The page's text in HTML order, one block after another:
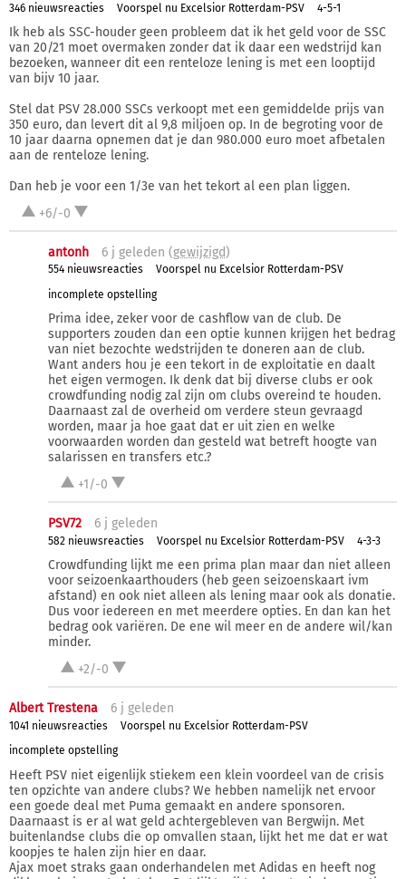
346 nieuwsreacties Voorspel nu Excelsior Rotterdam-PSV 4-5-1
Ik heb als SSC-houder geen probleem dat ik het geld voor de SSC
van 20/21 moet overmaken zonder dat ik daar een wedstrijd kan
bezoeken, wanneer dit een renteloze lening is met een looptijd
van bijv 10 jaar.
Stel dat PSV 28.000 SSCs verkoopt met een gemiddelde prijs van
350 euro, dan levert dit al 9,8 miljoen op. In de begroting voor de
10 jaar daarna opnemen dat je dan 980.000 euro moet afbetalen
aan de renteloze lening.
Dan heb je voor een 1/3e van het tekort al een plan liggen.
+6/-0
antonh 6 j geleden (gewijzigd)
554 nieuwsreacties
Voorspel nu Excelsior Rotterdam-PSV
incomplete opstelling
Prima idee, zeker voor de cashflow van de club. De
supporters zouden dan een optie kunnen krijgen het bedrag
van niet bezochte wedstrijden te doneren aan de club.
Want anders hou je een tekort in de exploitatie en daalt
het eigen vermogen. Ik denk dat bij diverse clubs er ook
crowdfunding nodig zal zijn om clubs overeind te houden.
Daarnaast zal de overheid om verdere steun gevraagd
worden, maar ja hoe gaat dat er uit zien en welke
voorwaarden worden dan gesteld wat betreft hoogte van
salarissen en transfers etc.?
+1/-0
PSV72 6 j geleden
582 nieuwsreacties Voorspel nu Excelsior Rotterdam-PSV 4-3-3
Crowdfunding lijkt me een prima plan maar dan niet alleen
voor seizoenkaarthouders (heb geen seizoenskaart ivm
afstand) en ook niet alleen als lening maar ook als donatie.
Dus voor iedereen en met meerdere opties. En dan kan het
bedrag ook variëren. De ene wil meer en de andere wil/kan
minder.
+2/-0
Albert Trestena 6 j geleden
1041 nieuwsreacties
Voorspel nu Excelsior Rotterdam-PSV
incomplete opstelling
Heeft PSV niet eigenlijk stiekem een klein voordeel van de crisis
ten opzichte van andere clubs? We hebben namelijk net ervoor
een goede deal met Puma gemaakt en andere sponsoren.
Daarnaast is er al wat geld achtergebleven van Bergwijn. Met
buitenlandse clubs die op omvallen staan, lijkt het me dat er wat
koopjes te halen zijn hier en daar.
Ajax moet straks gaan onderhandelen met Adidas en heeft nog